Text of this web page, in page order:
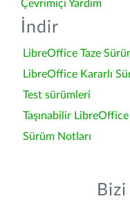
Çevrimiçi Yardım
İndir
LibreOffice Taze
LibreOffice Kararlı
Test sürümleri
Taşınabilir
Sürüm Notları